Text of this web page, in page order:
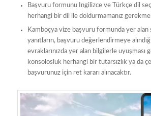
Başvuru formunu Ingilizce ve Türkçe dil
herhangi bir dil ile doldurmamanız
Kamboçya vize başvuru formunda yer alan
yanıtların, başvuru değerlendirmeye
evraklarınızda yer alan bilgilerle uyuşması
konsolosluk herhangi bir tutarsızlık ya da
başvurunuz için ret kararı alınacaktır.